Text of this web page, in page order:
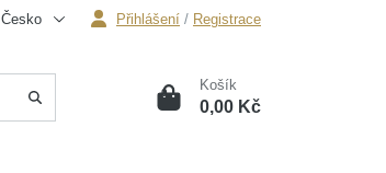
Česko Přihlášení / Registrace
0 Košík
0,00 Kč